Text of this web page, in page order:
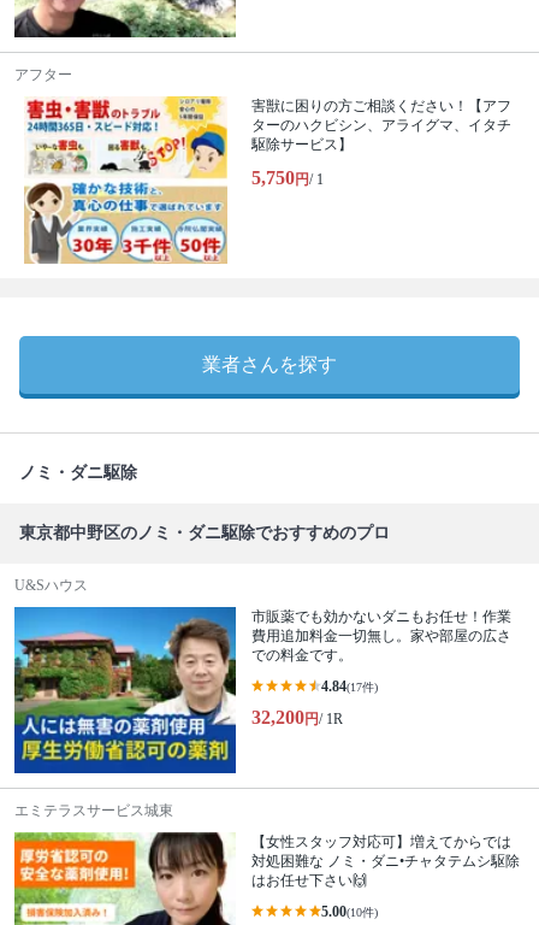
アフター
害獣に困りの方ご相談ください！【アフ
ターのハクビシン、アライグマ、イタチ
駆除サービス】
5,750円/ 1
業者さんを探す
ノミ・ダニ駆除
東京都中野区のノミ・ダニ駆除でおすすめのプロ
U&Sハウス
市販薬でも効かないダニもお任せ！作業
費用追加料金一切無し。家や部屋の広さ
での料金です。
4.84(17件)
32,200円/ 1R
エミテラスサービス城東
【女性スタッフ対応可】増えてからでは
対処困難な ノミ・ダニ•チャタテムシ駆除
はお任せ下さい🙌
5.00(10件)